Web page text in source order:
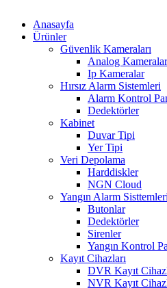
Anasayfa
Ürünler
Güvenlik Kameraları
Analog Kameralar
Ip Kameralar
Hırsız Alarm Sistemleri
Alarm Kontrol
Dedektörler
Kabinet
Duvar Tipi
Yer Tipi
Veri Depolama
Harddiskler
NGN Cloud
Yangın Alarm Sisttemleri
Butonlar
Dedektörler
Sirenler
Yangın Kontrol
Kayıt Cihazları
DVR Kayıt
NVR Kayıt